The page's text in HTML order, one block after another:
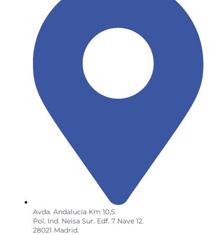
Avda. Andalucía Km 10,5.
Pol. Ind. Neisa Sur. Edf. 7 Nave 12.
28021 Madrid.